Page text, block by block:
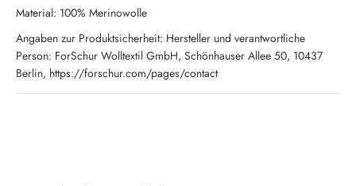
Material: 100% Merinowolle
Angaben zur Produktsicherheit: Hersteller und verantwortliche
Person: ForSchur Wolltextil GmbH, Schönhauser Allee 50, 10437
Berlin, https://forschur.com/pages/contact